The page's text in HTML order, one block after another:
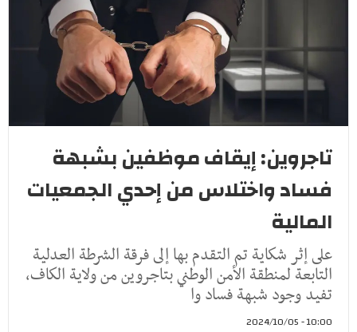
تاجروين: إيقاف موظفين بشبهة
فساد واختلاس من إحدي الجمعيات
المالية
على إثر شكاية تم التقدم بها إلى فرقة الشرطة العدلية
التابعة لمنطقة الأمن الوطني بتاجروين من ولاية الكاف،
تفيد وجود شبهة فساد وا
10:00 - 2024/10/05